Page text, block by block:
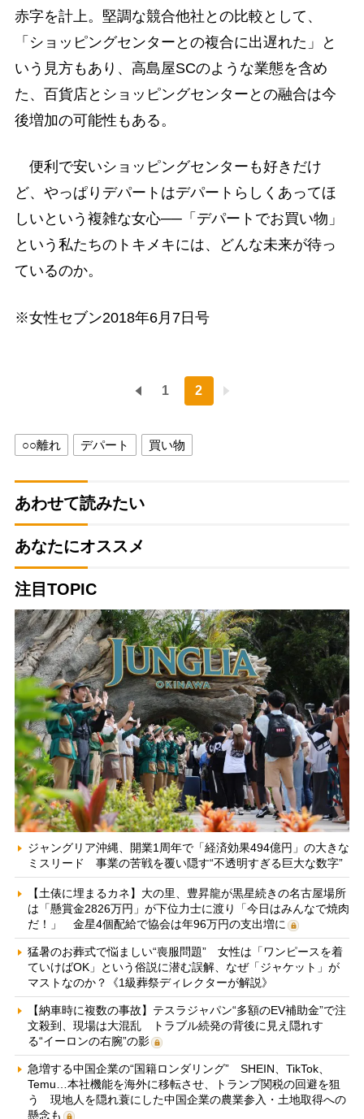
赤字を計上。堅調な競合他社との比較として、
「ショッピングセンターとの複合に出遅れた」と
いう見方もあり、高島屋SCのような業態を含め
た、百貨店とショッピングセンターとの融合は今
後増加の可能性もある。
便利で安いショッピングセンターも好きだけ
ど、やっぱりデパートはデパートらしくあってほ
しいという複雑な女心──「デパートでお買い物」
という私たちのトキメキには、どんな未来が待っ
ているのか。
※女性セブン2018年6月7日号
1 2
○○離れ デパート 買い物
あわせて読みたい
あなたにオススメ
注目TOPIC
ジャングリア沖縄、開業1周年で「経済効果494億円」の大きな
ミスリード 事業の苦戦を覆い隠す“不透明すぎる巨大な数字”
【土俵に埋まるカネ】大の里、豊昇龍が黒星続きの名古屋場所
は「懸賞金2826万円」が下位力士に渡り「今日はみんなで焼肉
だ！」 金星4個配給で協会は年96万円の支出増に
猛暑のお葬式で悩ましい“喪服問題” 女性は「ワンピースを着
ていけばOK」という俗説に潜む誤解、なぜ「ジャケット」が
マストなのか？《1級葬祭ディレクターが解説》
【納車時に複数の事故】テスラジャパン“多額のEV補助金”で注
文殺到、現場は大混乱 トラブル続発の背後に見え隠れす
る“イーロンの右腕”の影
急増する中国企業の“国籍ロンダリング” SHEIN、TikTok、
Temu…本社機能を海外に移転させ、トランプ関税の回避を狙
う 現地人を隠れ蓑にした中国企業の農業参入・土地取得への
懸念も